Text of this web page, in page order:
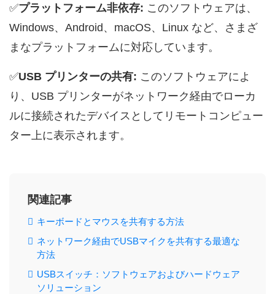
✅プラットフォーム非依存: このソフトウェアは、
Windows、Android、macOS、Linux など、さまざ
まなプラットフォームに対応しています。
✅USB プリンターの共有: このソフトウェアによ
り、USB プリンターがネットワーク経由でローカ
ルに接続されたデバイスとしてリモートコンピュー
ター上に表示されます。
関連記事
キーボードとマウスを共有する方法
ネットワーク経由でUSBマイクを共有する最適な
方法
USBスイッチ：ソフトウェアおよびハードウェア
ソリューション